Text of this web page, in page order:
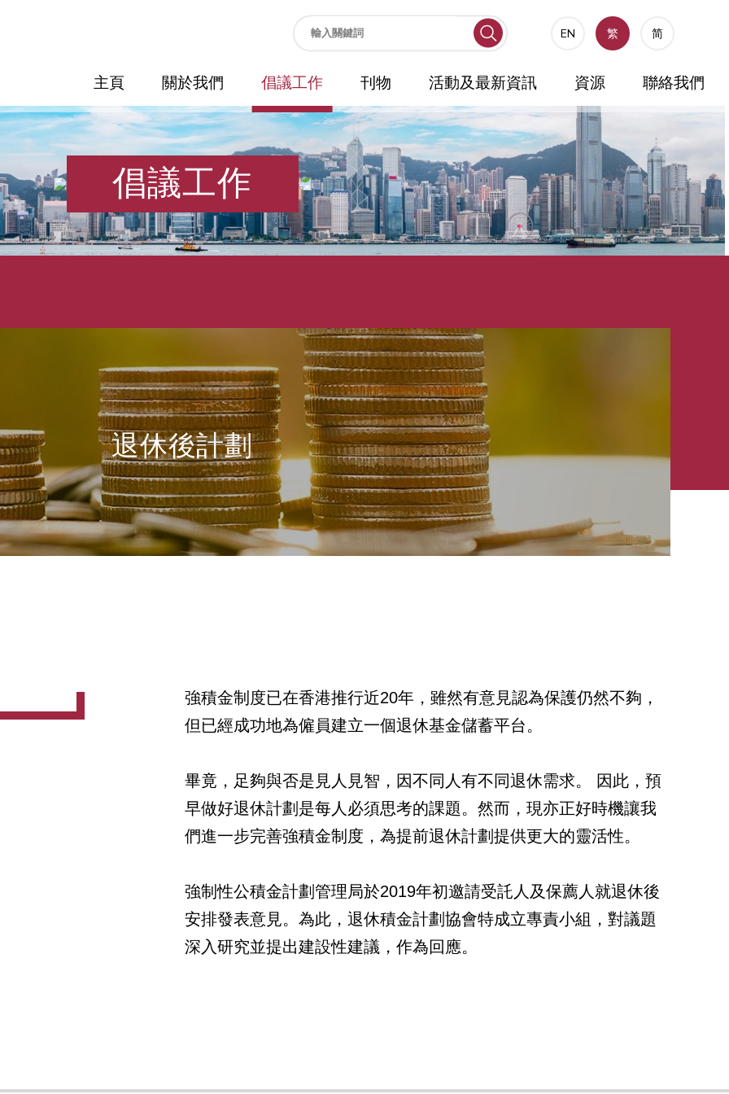
EN 繁 简
主頁 關於我們 倡議工作 刊物 活動及最新資訊 資源 聯絡我們
倡議工作
退休後計劃
強積金制度已在香港推行近20年，雖然有意見認為保護仍然不夠，
但已經成功地為僱員建立一個退休基金儲蓄平台。
畢竟，足夠與否是見人見智，因不同人有不同退休需求。 因此，預
早做好退休計劃是每人必須思考的課題。然而，現亦正好時機讓我
們進一步完善強積金制度，為提前退休計劃提供更大的靈活性。
強制性公積金計劃管理局於2019年初邀請受託人及保薦人就退休後
安排發表意見。為此，退休積金計劃協會特成立專責小組，對議題
深入研究並提出建設性建議，作為回應。